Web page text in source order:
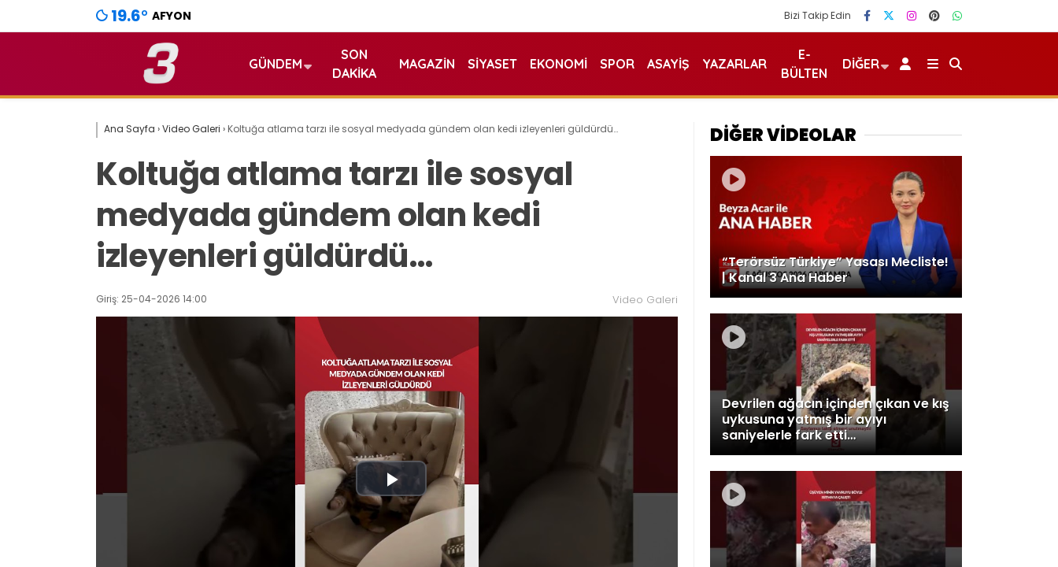
19.6° AFYON Bizi Takip Edin
GÜNDEM
SON
DAKIKA
MAGAZIN SIYASET EKONOMI SPOR ASAYIŞ YAZARLAR
E-
BÜLTEN
DIĞER
Ana Sayfa ›Video Galeri › Koltuğa atlama tarzı ile sosyal medyada gündem olan kedi izleyenleri güldürdü…
Koltuğa atlama tarzı ile sosyal
medyada gündem olan kedi
izleyenleri güldürdü…
Giriş: 25-04-2026 14:00 Video Galeri
Play
Video
DİĞER VİDEOLAR
“Terörsüz Türkiye” Yasası Mecliste!
| Kanal 3 Ana Haber
Devrilen ağacın içinden çıkan ve kış
uykusuna yatmış bir ayıyı
saniyelerle fark etti…